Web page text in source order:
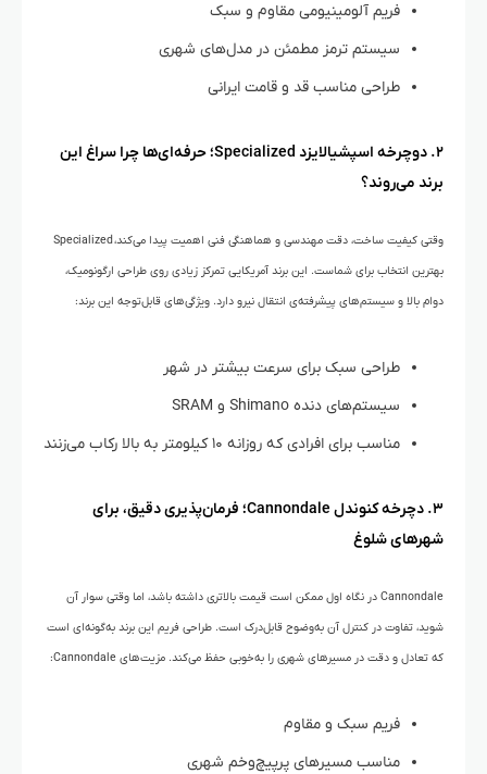
فریم آلومینیومی مقاوم و سبک
سیستم ترمز مطمئن در مدل‌های شهری
طراحی مناسب قد و قامت ایرانی
۲. دوچرخه اسپشیالایزد
Specialized؛ حرفه‌ای‌ها چرا سراغ این
برند می‌روند؟
وقتی کیفیت ساخت، دقت مهندسی و هماهنگی فنی اهمیت پیدا می‌کند، Specialized
بهترین انتخاب برای شماست. این برند آمریکایی تمرکز زیادی روی طراحی ارگونومیک،
دوام بالا و سیستم‌های پیشرفته‌ی انتقال نیرو دارد. ویژگی‌های قابل‌توجه این برند:
طراحی سبک برای سرعت بیشتر در شهر
سیستم‌های دنده Shimano و SRAM
مناسب برای افرادی که روزانه ۱۰ کیلومتر به بالا رکاب می‌زنند
۳. دچرخه کنوندل Cannondale؛ فرمان‌پذیری دقیق، برای
شهرهای شلوغ
Cannondale در نگاه اول ممکن است قیمت بالاتری داشته باشد، اما وقتی سوار آن
شوید، تفاوت در کنترل آن به‌وضوح قابل‌درک است. طراحی فریم این برند به‌گونه‌ای است
که تعادل و دقت در مسیرهای شهری را به‌خوبی حفظ می‌کند. مزیت‌های Cannondale:
فریم سبک و مقاوم
مناسب مسیرهای پرپیچ‌وخم شهری